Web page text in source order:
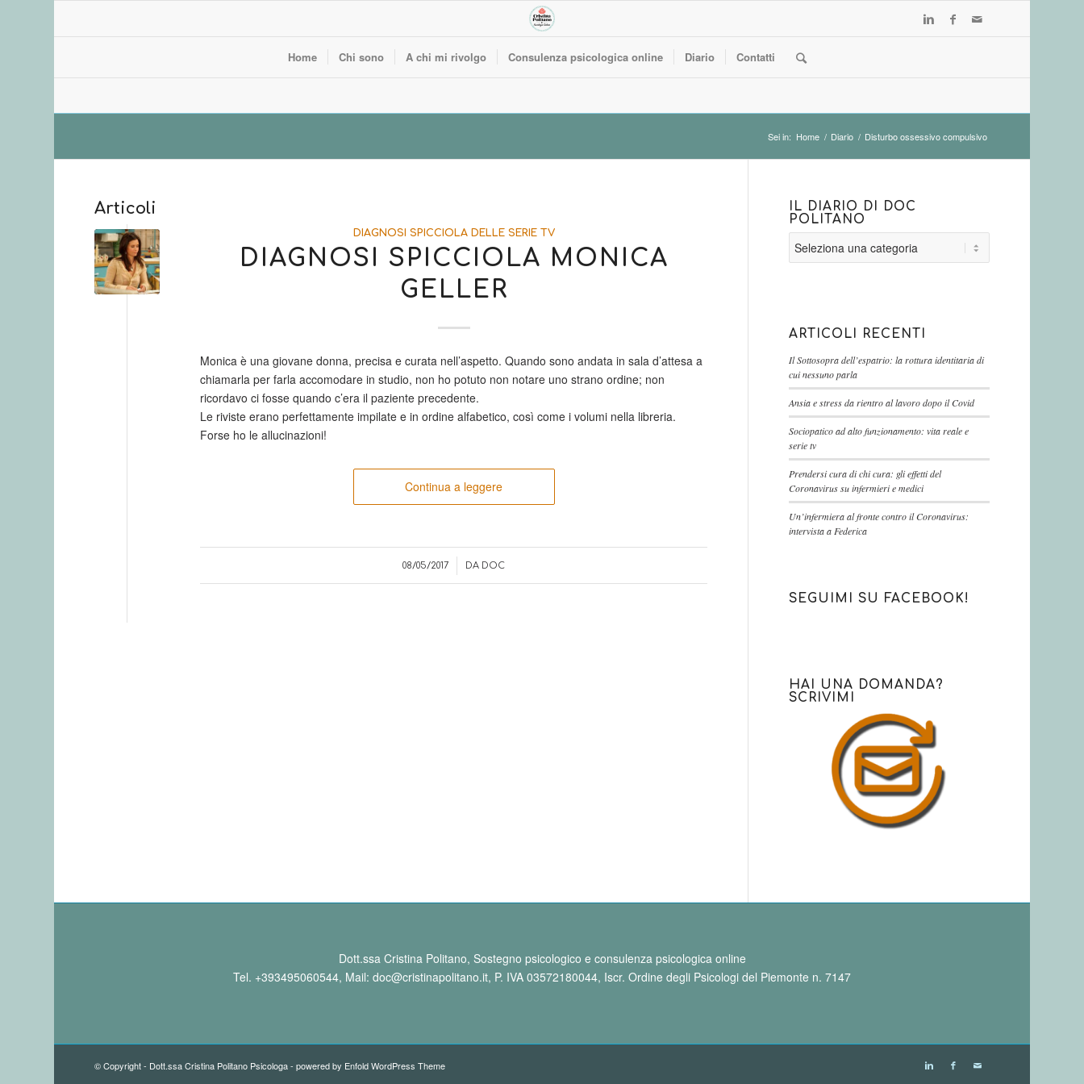
Home Chi sono A chi mi rivolgo Consulenza psicologica online Diario Contatti
Sei in: Home / Diario / Disturbo ossessivo compulsivo
Articoli
DIAGNOSI SPICCIOLA DELLE SERIE TV
DIAGNOSI SPICCIOLA MONICA
GELLER
Monica è una giovane donna, precisa e curata nell’aspetto. Quando sono andata in sala d’attesa a
chiamarla per farla accomodare in studio, non ho potuto non notare uno strano ordine; non
ricordavo ci fosse quando c’era il paziente precedente.
Le riviste erano perfettamente impilate e in ordine alfabetico, così come i volumi nella libreria.
Forse ho le allucinazioni!
Continua a leggere
08/05/2017
/ DA DOC
IL DIARIO DI DOC
POLITANO
diario
ARTICOLI RECENTI
Il Sottosopra dell’espatrio: la rottura identitaria di
cui nessuno parla
Ansia e stress da rientro al lavoro dopo il Covid
Sociopatico ad alto funzionamento: vita reale e
serie tv
Prendersi cura di chi cura: gli effetti del
Coronavirus su infermieri e medici
Un’infermiera al fronte contro il Coronavirus:
intervista a Federica
SEGUIMI SU FACEBOOK!
HAI UNA DOMANDA?
SCRIVIMI
Dott.ssa Cristina Politano, Sostegno psicologico e consulenza psicologica online
Tel. +393495060544, Mail: doc@cristinapolitano.it, P. IVA 03572180044, Iscr. Ordine degli Psicologi del Piemonte n. 7147
© Copyright - Dott.ssa Cristina Politano Psicologa -powered by Enfold WordPress Theme